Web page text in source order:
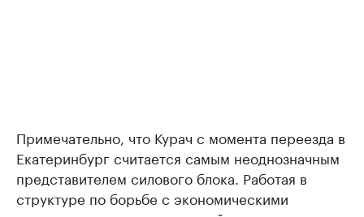
Примечательно, что Курач с момента переезда в
Екатеринбург считается самым неоднозначным
представителем силового блока. Работая в
структуре по борьбе с экономическими